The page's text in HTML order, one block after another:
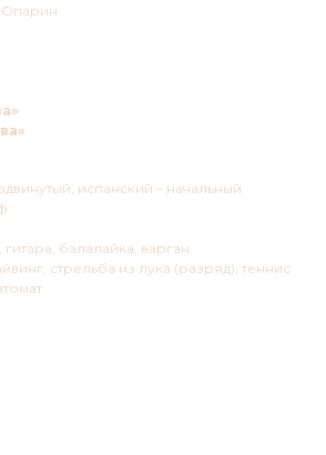
Опарин
испанский – начальный
балалайка, варган
стрельба из лука (разряд), теннис